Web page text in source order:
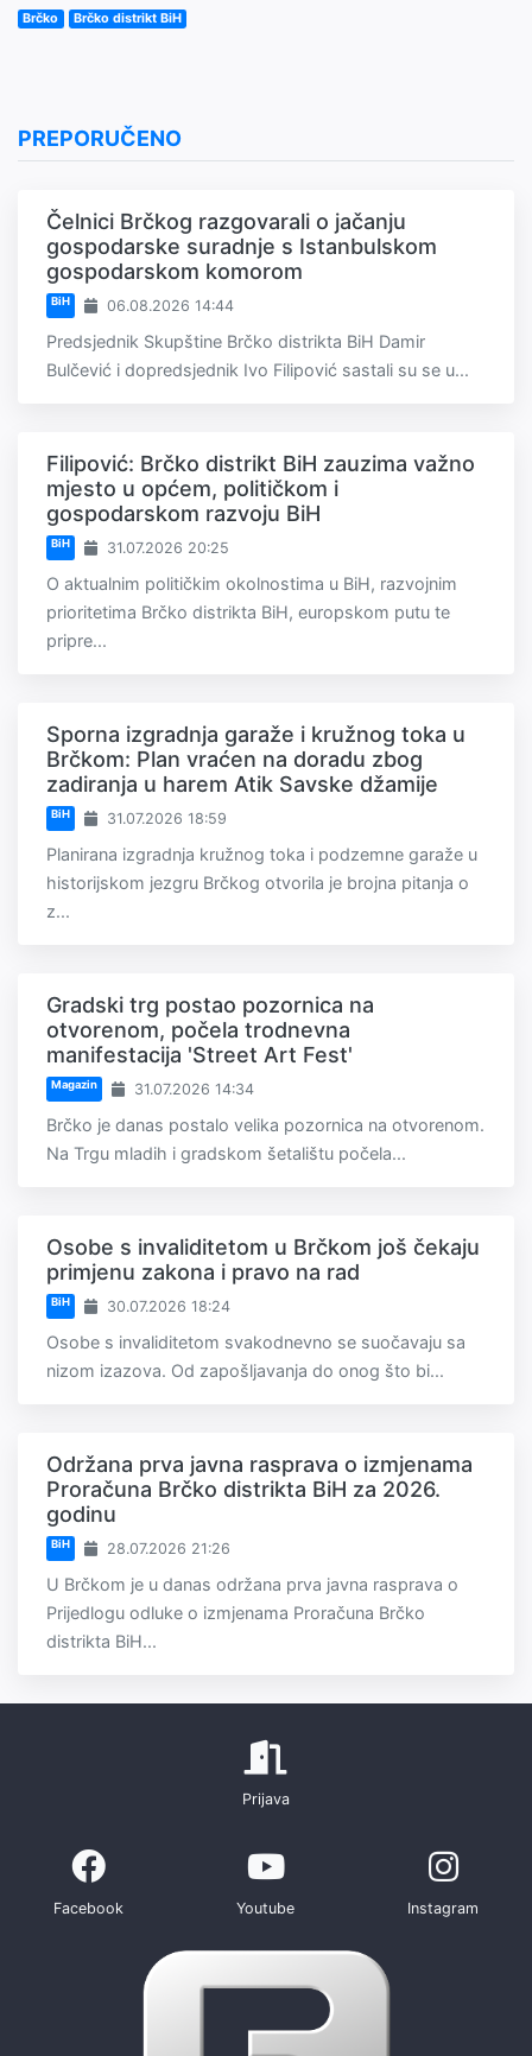
Brčko Brčko distrikt BiH
PREPORUČENO
Čelnici Brčkog razgovarali o jačanju
gospodarske suradnje s Istanbulskom
gospodarskom komorom
BiH 06.08.2026 14:44
Predsjednik Skupštine Brčko distrikta BiH Damir
Bulčević i dopredsjednik Ivo Filipović sastali su se u...
Filipović: Brčko distrikt BiH zauzima važno
mjesto u općem, političkom i
gospodarskom razvoju BiH
BiH 31.07.2026 20:25
O aktualnim političkim okolnostima u BiH, razvojnim
prioritetima Brčko distrikta BiH, europskom putu te
pripre...
Sporna izgradnja garaže i kružnog toka u
Brčkom: Plan vraćen na doradu zbog
zadiranja u harem Atik Savske džamije
BiH 31.07.2026 18:59
Planirana izgradnja kružnog toka i podzemne garaže u
historijskom jezgru Brčkog otvorila je brojna pitanja o
z...
Gradski trg postao pozornica na
otvorenom, počela trodnevna
manifestacija 'Street Art Fest'
Magazin 31.07.2026 14:34
Brčko je danas postalo velika pozornica na otvorenom.
Na Trgu mladih i gradskom šetalištu počela...
Osobe s invaliditetom u Brčkom još čekaju
primjenu zakona i pravo na rad
BiH 30.07.2026 18:24
Osobe s invaliditetom svakodnevno se suočavaju sa
nizom izazova. Od zapošljavanja do onog što bi...
Održana prva javna rasprava o izmjenama
Proračuna Brčko distrikta BiH za 2026.
godinu
BiH 28.07.2026 21:26
U Brčkom je u danas održana prva javna rasprava o
Prijedlogu odluke o izmjenama Proračuna Brčko
distrikta BiH...
Prijava
Facebook Youtube Instagram